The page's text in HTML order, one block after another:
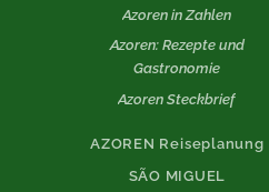
Azoren in Zahlen
Azoren: Rezepte und
Gastronomie
Azoren Steckbrief
AZOREN Reiseplanung
SÃO MIGUEL